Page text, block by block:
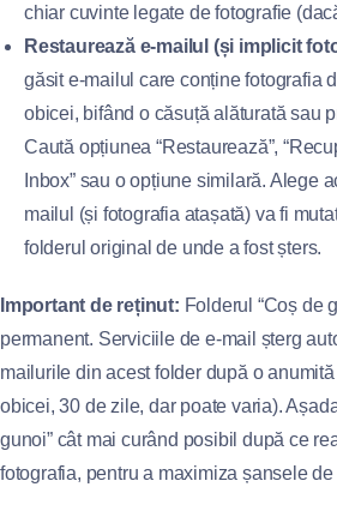
chiar cuvinte legate de fotografie
Restaurează e-mailul (și implicit
găsit e-mailul care conține fotografia
obicei, bifând o căsuță alăturată sau
Caută opțiunea “Restaurează”,
Inbox” sau o opțiune similară. Alege
mailul (și fotografia atașată) va fi
folderul original de unde a fost șters.
Important de reținut: Folderul “Coș de
permanent. Serviciile de e-mail șterg
mailurile din acest folder după o
obicei, 30 de zile, dar poate varia).
gunoi” cât mai curând posibil după ce
fotografia, pentru a maximiza șansele